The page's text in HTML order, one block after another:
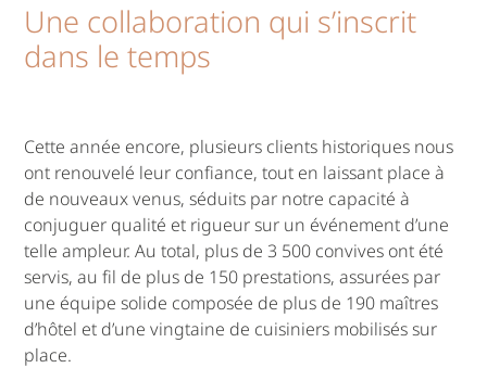
Une collaboration qui s’inscrit
dans le temps
Cette année encore, plusieurs clients historiques nous
ont renouvelé leur confiance, tout en laissant place à
de nouveaux venus, séduits par notre capacité à
conjuguer qualité et rigueur sur un événement d’une
telle ampleur. Au total, plus de 3 500 convives ont été
servis, au fil de plus de 150 prestations, assurées par
une équipe solide composée de plus de 190 maîtres
d’hôtel et d’une vingtaine de cuisiniers mobilisés sur
place.